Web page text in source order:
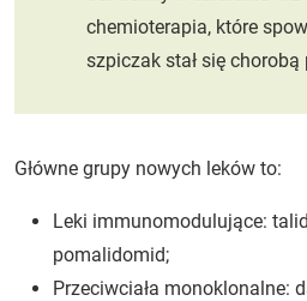
chemioterapia, które
szpiczak stał się chorobą
Główne grupy nowych leków to:
Leki immunomodulujące:
pomalidomid;
Przeciwciała monoklonalne: